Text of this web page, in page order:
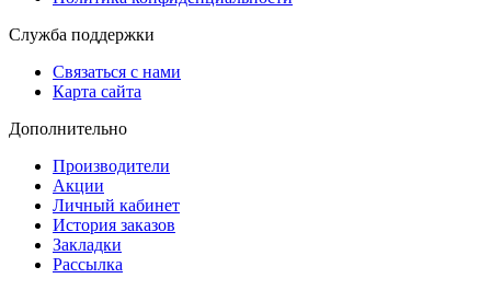
Служба поддержки
Связаться с нами
Карта сайта
Дополнительно
Производители
Акции
Личный кабинет
История заказов
Закладки
Рассылка